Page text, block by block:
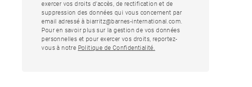
exercer vos droits d'accès, de rectification et de
suppression des données qui vous concernent par
email adressé à biarritz@barnes-international.com.
Pour en savoir plus sur la gestion de vos données
personnelles et pour exercer vos droits, reportez-
vous à notre Politique de Confidentialité.